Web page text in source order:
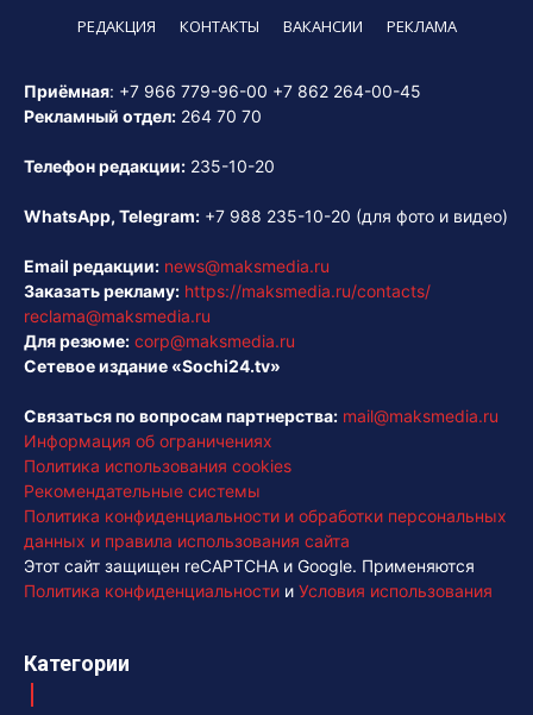
РЕДАКЦИЯ КОНТАКТЫ ВАКАНСИИ РЕКЛАМА
Приёмная: +7 966 779-96-00 +7 862 264-00-45
Рекламный отдел: 264 70 70
Телефон редакции: 235-10-20
WhatsApp, Telegram: +7 988 235-10-20 (для фото и видео)
Email редакции: news@maksmedia.ru
Заказать рекламу: https://maksmedia.ru/contacts/
reclama@maksmedia.ru
Для резюме: corp@maksmedia.ru
Сетевое издание «Sochi24.tv»
Связаться по вопросам партнерства: mail@maksmedia.ru
Информация об ограничениях
Политика использования cookies
Рекомендательные системы
Политика конфиденциальности и обработки персональных
данных и правила использования сайта
Этот сайт защищен reCAPTCHA и Google. Применяются
Политика конфиденциальности и Условия использования
Категории